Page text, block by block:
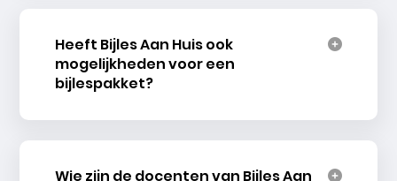
Heeft Bijles Aan Huis ook
mogelijkheden voor een
bijlespakket?
Wie zijn de docenten van Bijles Aan